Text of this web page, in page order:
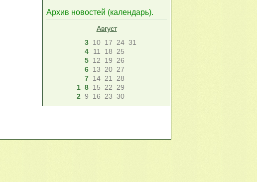
Архив новостей (календарь).
Август
3 10 17 24 31
4
11 18
25
5 12 19
26
6 13 20 27
7 14 21
28
1 8 15 22
29
2 9 16 23 30